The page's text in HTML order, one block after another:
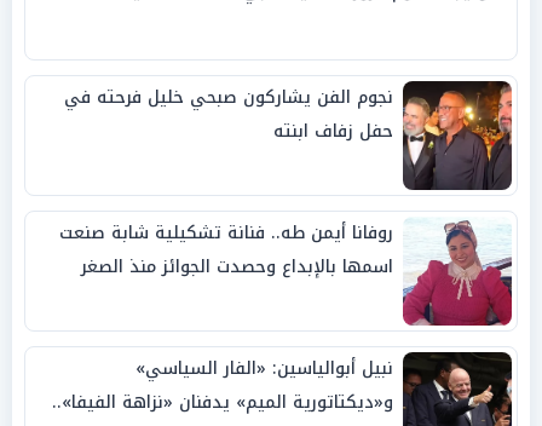
نجوم الفن يشاركون صبحي خليل فرحته في
حفل زفاف ابنته
روفانا أيمن طه.. فنانة تشكيلية شابة صنعت
اسمها بالإبداع وحصدت الجوائز منذ الصغر
نبيل أبوالياسين: «الفار السياسي»
و«ديكتاتورية الميم» يدفنان «نزاهة الفيفا»..